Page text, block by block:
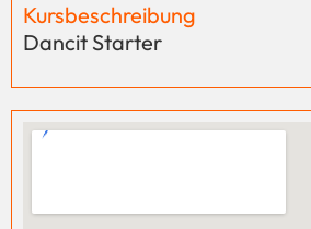
Kursbeschreibung
Dancit Starter